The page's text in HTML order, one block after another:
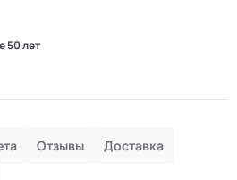
50 лет
Отзывы Доставка